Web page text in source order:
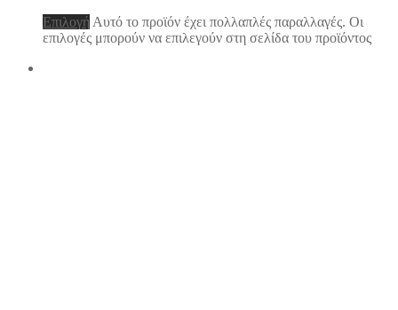
Επιλογή Αυτό το προϊόν έχει πολλαπλές παραλλαγές. Οι
επιλογές μπορούν να επιλεγούν στη σελίδα του προϊόντος